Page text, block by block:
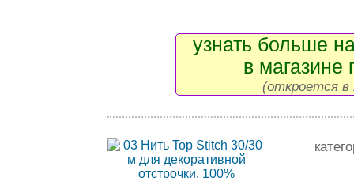
узнать больше
в магазине
(откроется в